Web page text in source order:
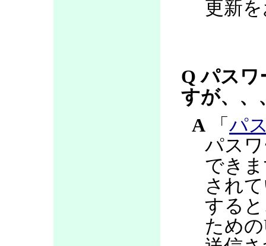
更新
Q パスワ
すが、、
A 「 パ
パス
でき
され
する
ため